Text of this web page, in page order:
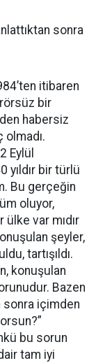
sonra
itibaren
bir
habersiz
olmadı.
Eylül
yıldır bir türlü
Bu gerçeğin
oluyor,
var mıdır
şeyler,
tartışıldı.
konuşulan
Bazen
sonra içimden
bu sorun
tam iyi